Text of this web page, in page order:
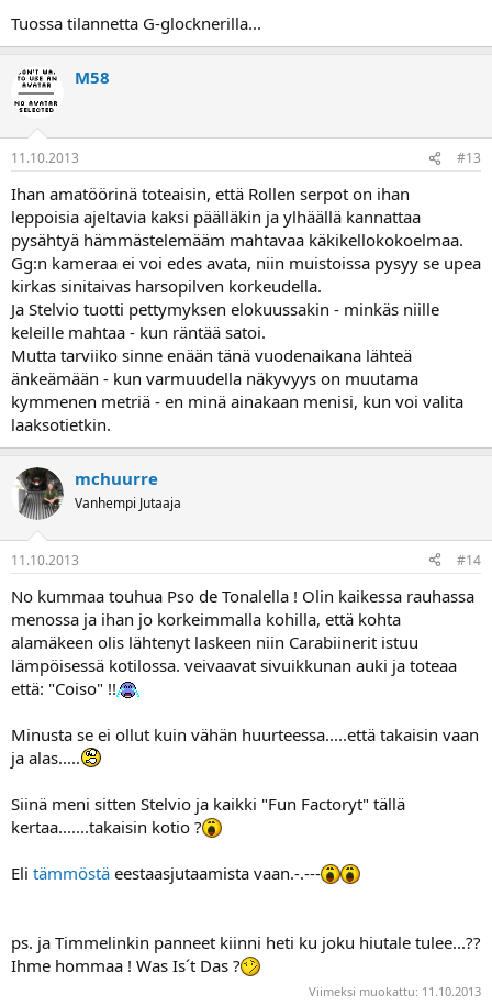
Tuossa tilannetta G-glocknerilla...
M58
11.10.2013 #13
Ihan amatöörinä toteaisin, että Rollen serpot on ihan
leppoisia ajeltavia kaksi päälläkin ja ylhäällä kannattaa
pysähtyä hämmästelemääm mahtavaa käkikellokokoelmaa.
Gg:n kameraa ei voi edes avata, niin muistoissa pysyy se upea
kirkas sinitaivas harsopilven korkeudella.
Ja Stelvio tuotti pettymyksen elokuussakin - minkäs niille
keleille mahtaa - kun räntää satoi.
Mutta tarviiko sinne enään tänä vuodenaikana lähteä
änkeämään - kun varmuudella näkyvyys on muutama
kymmenen metriä - en minä ainakaan menisi, kun voi valita
laaksotietkin.
mchuurre
Vanhempi Jutaaja
11.10.2013 #14
No kummaa touhua Pso de Tonalella ! Olin kaikessa rauhassa
menossa ja ihan jo korkeimmalla kohilla, että kohta
alamäkeen olis lähtenyt laskeen niin Carabiinerit istuu
lämpöisessä kotilossa. veivaavat sivuikkunan auki ja toteaa
että: "Coiso" !!
Minusta se ei ollut kuin vähän huurteessa.....että takaisin vaan
ja alas.....
Siinä meni sitten Stelvio ja kaikki "Fun Factoryt" tällä
kertaa.......takaisin kotio ?
Eli tämmöstä eestaasjutaamista vaan.-.---
ps. ja Timmelinkin panneet kiinni heti ku joku hiutale tulee...??
Ihme hommaa ! Was Is´t Das ?
Viimeksi muokattu: 11.10.2013